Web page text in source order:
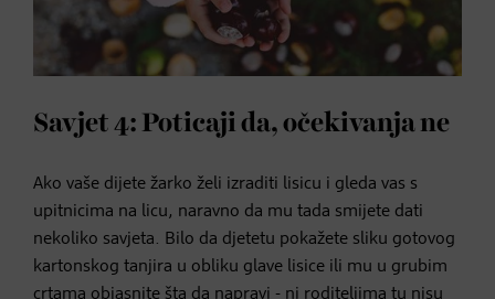
Savjet 4: Poticaji da, očekivanja ne
Ako vaše dijete žarko želi izraditi lisicu i gleda vas s
upitnicima na licu, naravno da mu tada smijete dati
nekoliko savjeta. Bilo da djetetu pokažete sliku gotovog
kartonskog tanjira u obliku glave lisice ili mu u grubim
crtama objasnite šta da napravi - ni roditeljima tu nisu